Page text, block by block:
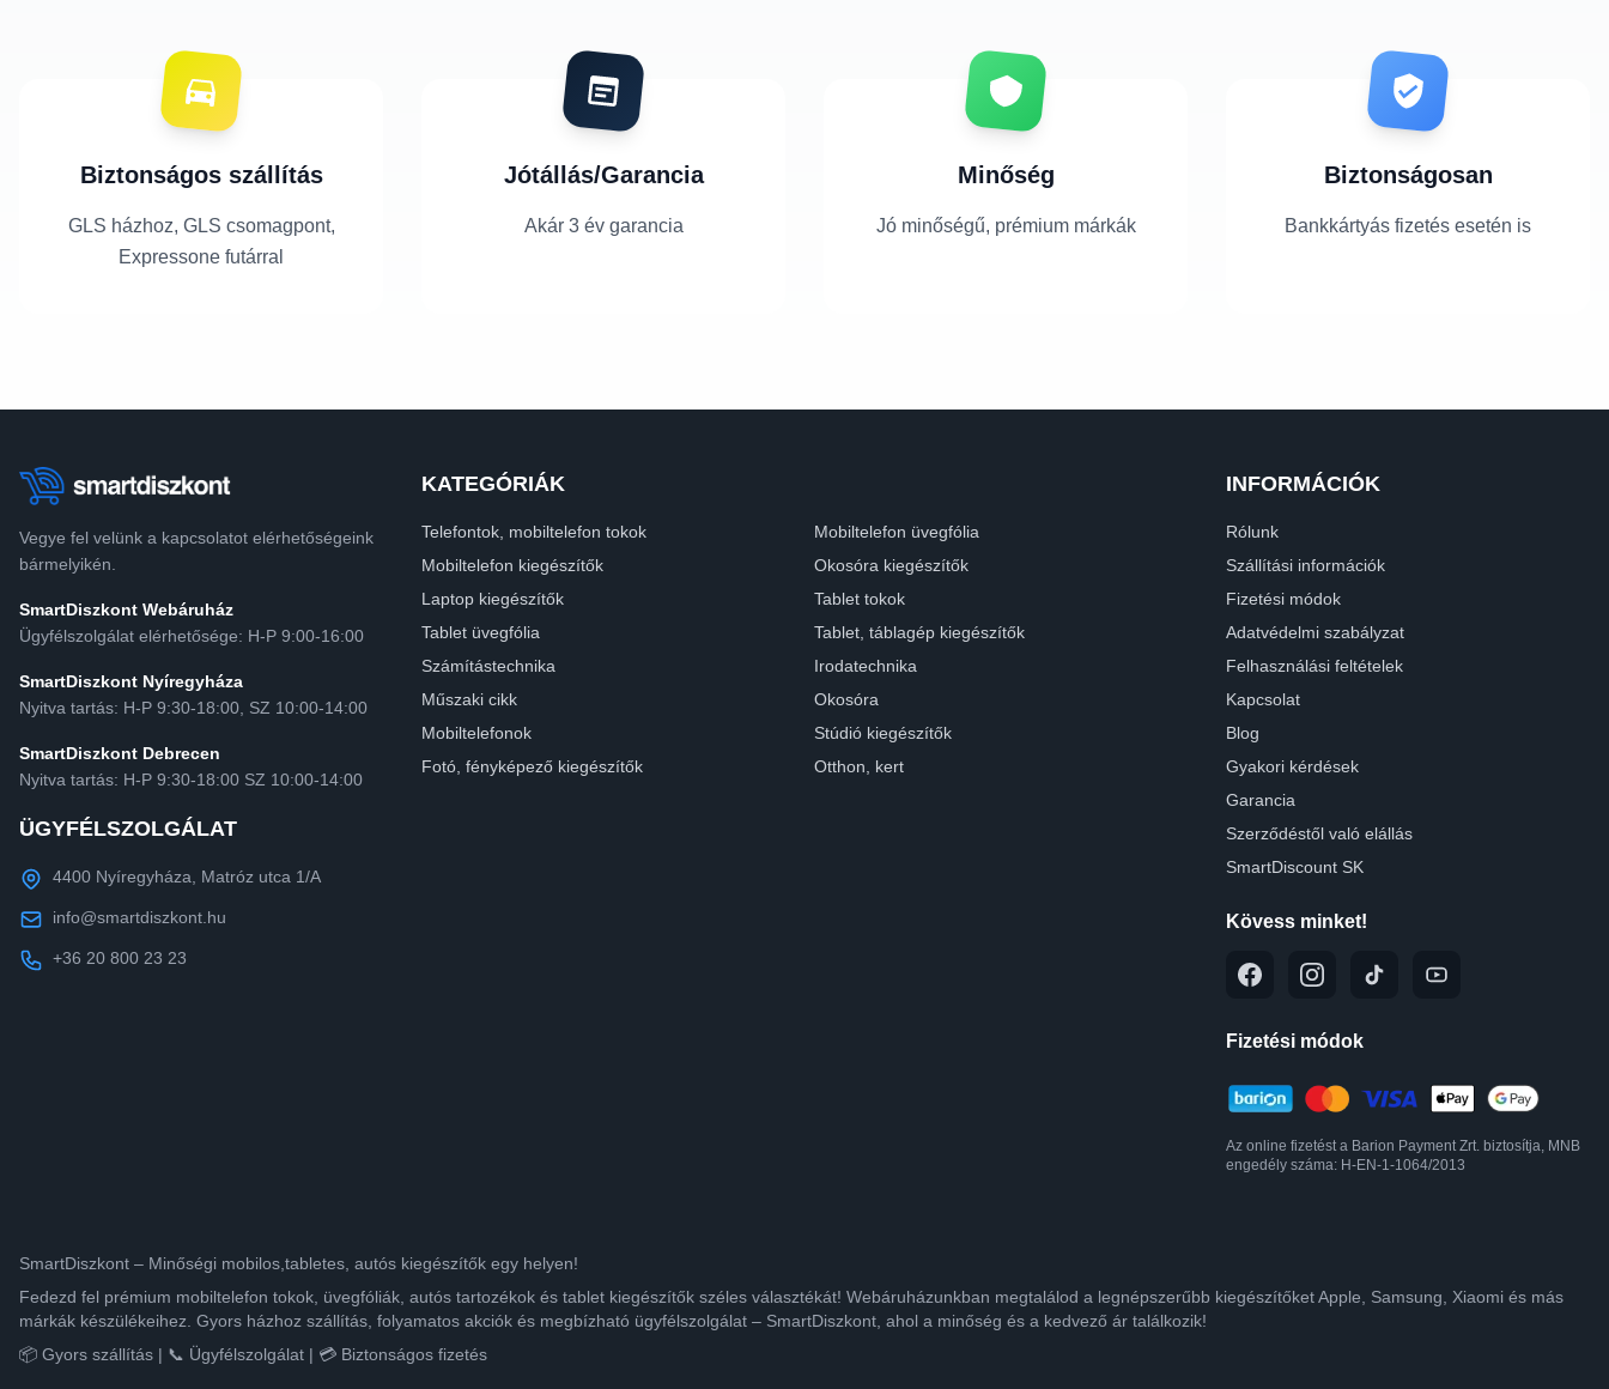
Biztonságos szállítás
GLS házhoz, GLS csomagpont,
Expressone futárral
Jótállás/Garancia
Akár 3 év garancia
Minőség
Jó minőségű, prémium márkák
Biztonságosan
Bankkártyás fizetés esetén is
Vegye fel velünk a kapcsolatot elérhetőségeink
bármelyikén.
SmartDiszkont Webáruház
Ügyfélszolgálat elérhetősége: H-P 9:00-16:00
SmartDiszkont Nyíregyháza
Nyitva tartás: H-P 9:30-18:00, SZ 10:00-14:00
SmartDiszkont Debrecen
Nyitva tartás: H-P 9:30-18:00 SZ 10:00-14:00
ÜGYFÉLSZOLGÁLAT
4400 Nyíregyháza, Matróz utca 1/A
info@smartdiszkont.hu
+36 20 800 23 23
KATEGÓRIÁK
Telefontok, mobiltelefon tokok
Mobiltelefon üvegfólia
Mobiltelefon kiegészítők
Okosóra kiegészítők
Laptop kiegészítők
Tablet tokok
Tablet üvegfólia
Tablet, táblagép kiegészítők
Számítástechnika
Irodatechnika
Műszaki cikk
Okosóra
Mobiltelefonok
Stúdió kiegészítők
Fotó, fényképező kiegészítők
Otthon, kert
INFORMÁCIÓK
Rólunk
Szállítási információk
Fizetési módok
Adatvédelmi szabályzat
Felhasználási feltételek
Kapcsolat
Blog
Gyakori kérdések
Garancia
Szerződéstől való elállás
SmartDiscount SK
Kövess minket!
Fizetési módok
Az online fizetést a Barion Payment Zrt. biztosítja, MNB
engedély száma: H-EN-1-1064/2013
SmartDiszkont – Minőségi mobilos,tabletes, autós kiegészítők egy helyen!
Fedezd fel prémium mobiltelefon tokok, üvegfóliák, autós tartozékok és tablet kiegészítők széles választékát! Webáruházunkban megtalálod a legnépszerűbb kiegészítőket Apple, Samsung, Xiaomi és más
márkák készülékeihez. Gyors házhoz szállítás, folyamatos akciók és megbízható ügyfélszolgálat – SmartDiszkont, ahol a minőség és a kedvező ár találkozik!
📦 Gyors szállítás | 📞 Ügyfélszolgálat | 💳 Biztonságos fizetés